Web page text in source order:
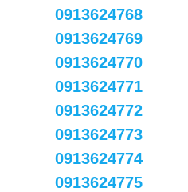
0913624768
0913624769
0913624770
0913624771
0913624772
0913624773
0913624774
0913624775